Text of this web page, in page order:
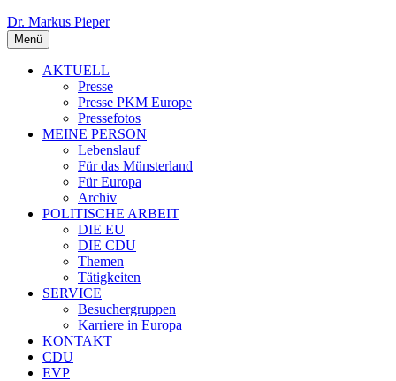
Dr. Markus Pieper
Menü
AKTUELL
Presse
Presse PKM Europe
Pressefotos
MEINE PERSON
Lebenslauf
Für das Münsterland
Für Europa
Archiv
POLITISCHE ARBEIT
DIE EU
DIE CDU
Themen
Tätigkeiten
SERVICE
Besuchergruppen
Karriere in Europa
KONTAKT
CDU
EVP